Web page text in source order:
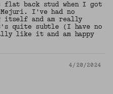
flat back stud when I got
I've had no
itself and am really
quite subtle (I have no
like it and am happy
4/20/2024